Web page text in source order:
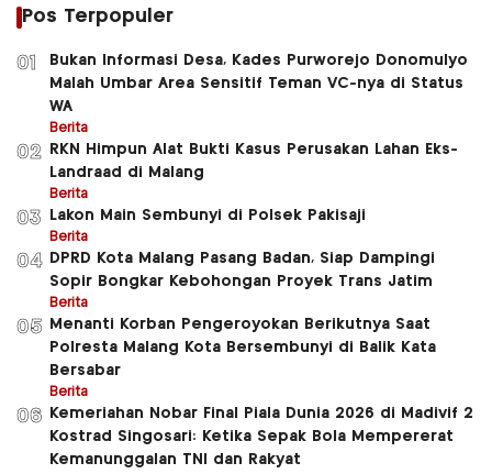
Pos Terpopuler
01
Bukan Informasi Desa, Kades Purworejo Donomulyo
Malah Umbar Area Sensitif Teman VC-nya di Status
WA
Berita
02
RKN Himpun Alat Bukti Kasus Perusakan Lahan Eks-
Landraad di Malang
Berita
03 Lakon Main Sembunyi di Polsek Pakisaji
Berita
04
DPRD Kota Malang Pasang Badan, Siap Dampingi
Sopir Bongkar Kebohongan Proyek Trans Jatim
Berita
05
Menanti Korban Pengeroyokan Berikutnya Saat
Polresta Malang Kota Bersembunyi di Balik Kata
Bersabar
Berita
06
Kemeriahan Nobar Final Piala Dunia 2026 di Madivif 2
Kostrad Singosari: Ketika Sepak Bola Mempererat
Kemanunggalan TNI dan Rakyat